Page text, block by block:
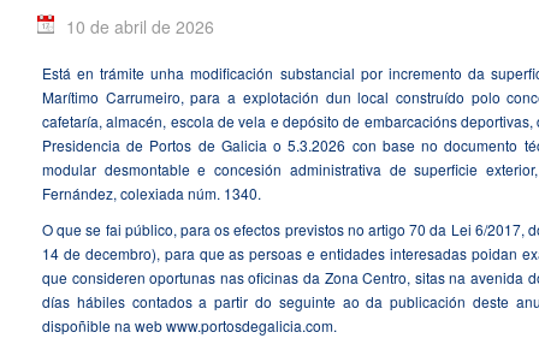
10 de abril de 2026
Está en trámite unha modificación substancial por incremento da
Marítimo Carrumeiro, para a explotación dun local construído polo
cafetaría, almacén, escola de vela e depósito de embarcacións
Presidencia de Portos de Galicia o 5.3.2026 con base no documento
modular desmontable e concesión administrativa de superficie
Fernández, colexiada núm. 1340.
O que se fai público, para os efectos previstos no artigo 70 da Lei 6/2017,
14 de decembro), para que as persoas e entidades interesadas poidan
que consideren oportunas nas oficinas da Zona Centro, sitas na avenida
días hábiles contados a partir do seguinte ao da publicación deste
dispoñible na web www.portosdegalicia.com.